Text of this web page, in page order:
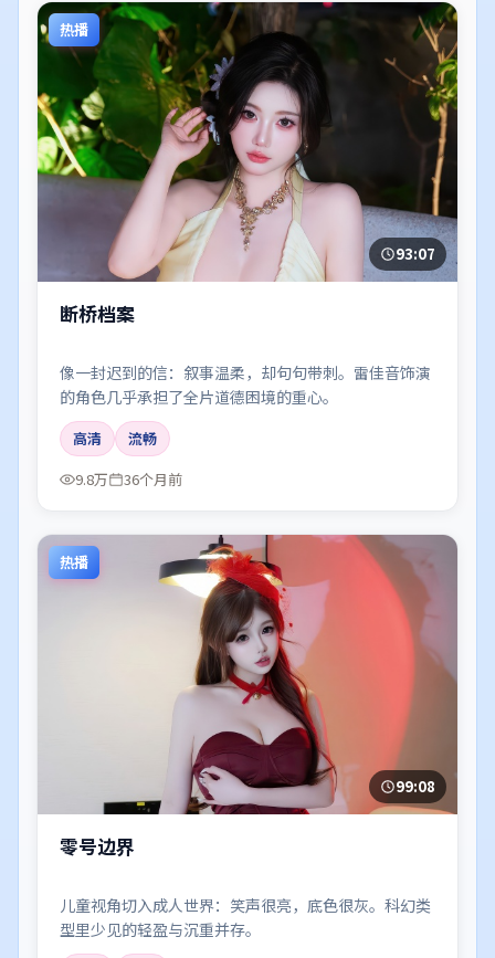
热播
93:07
断桥档案
像一封迟到的信：叙事温柔，却句句带刺。雷佳音饰演
的角色几乎承担了全片道德困境的重心。
高清
流畅
9.8万
36个月前
热播
99:08
零号边界
儿童视角切入成人世界：笑声很亮，底色很灰。科幻类
型里少见的轻盈与沉重并存。